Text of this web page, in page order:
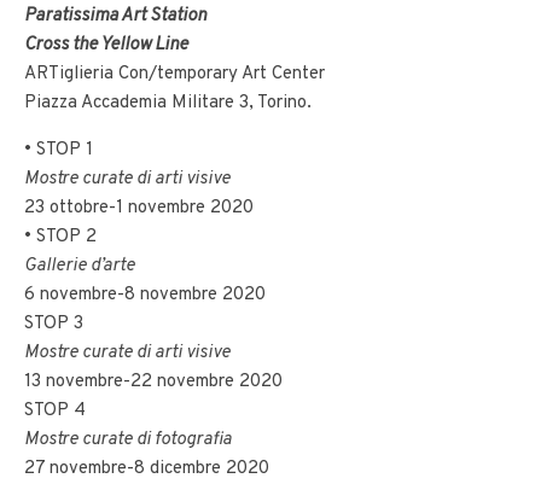
Paratissima Art Station
Cross the Yellow Line
ARTiglieria Con/temporary Art Center
Piazza Accademia Militare 3, Torino.
• STOP 1
Mostre curate di arti visive
23 ottobre-1 novembre 2020
• STOP 2
Gallerie d’arte
6 novembre-8 novembre 2020
STOP 3
Mostre curate di arti visive
13 novembre-22 novembre 2020
STOP 4
Mostre curate di fotografia
27 novembre-8 dicembre 2020